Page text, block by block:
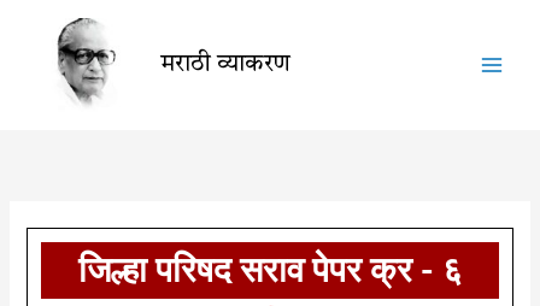
content
मराठी व्याकरण
जिल्हा परिषद सराव पेपर क्र - ६